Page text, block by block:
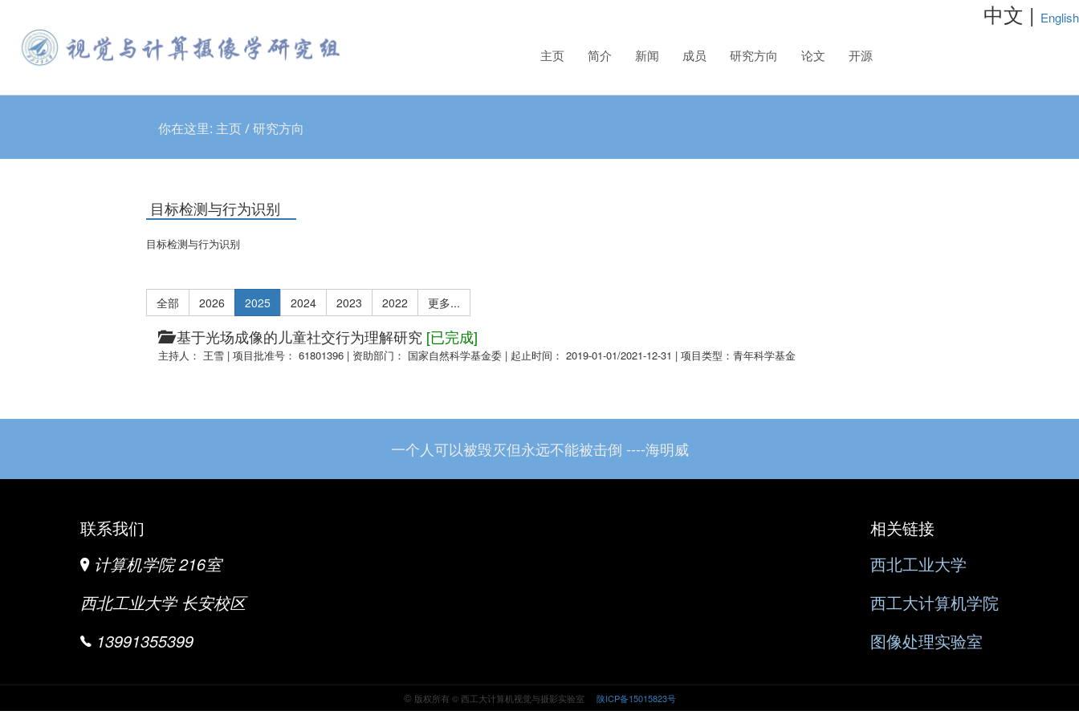
主页 简介 新闻 成员 研究方向 论文 开源
中文 | English
你在这里: 主页 / 研究方向
目标检测与行为识别
目标检测与行为识别
全部 2026 2025 2024 2023 2022 更多...
基于光场成像的儿童社交行为理解研究 [已完成]
主持人： 王雪 | 项目批准号： 61801396 | 资助部门： 国家自然科学基金委 | 起止时间： 2019-01-01/2021-12-31 | 项目类型：青年科学基金
一个人可以被毁灭但永远不能被击倒 ----海明威
相关链接
西北工业大学
西工大计算机学院
图像处理实验室
联系我们
计算机学院 216室
西北工业大学 长安校区
13991355399
© 版权所有 © 西工大计算机视觉与摄影实验室 陕ICP备15015823号